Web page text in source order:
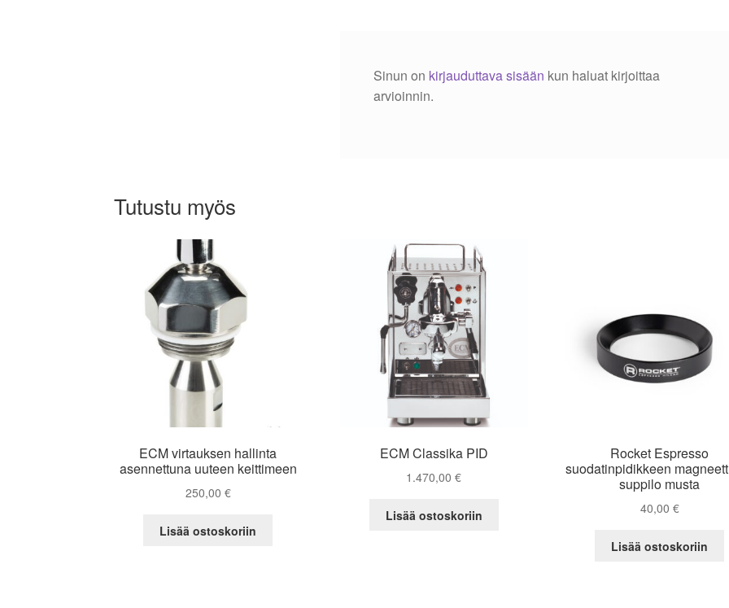
Sinun on kirjauduttava sisään kun haluat kirjoittaa
arvioinnin.
Tutustu myös
ECM virtauksen hallinta
asennettuna uuteen keittimeen
250,00 €
Lisää ostoskoriin
ECM Classika PID
1.470,00€
Lisää ostoskoriin
Rocket Espresso
suodatinpidikkeen
suppilo musta
40,00 €
Lisää ostoskoriin